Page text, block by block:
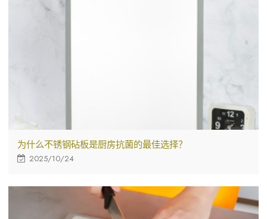
为什么不锈钢砧板是厨房抗菌的最佳选择？
2025/10/24